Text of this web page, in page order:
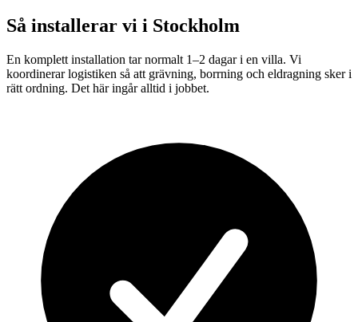
Så installerar vi i Stockholm
En komplett installation tar normalt 1–2 dagar i en villa. Vi
koordinerar logistiken så att grävning, borrning och eldragning sker i
rätt ordning. Det här ingår alltid i jobbet.